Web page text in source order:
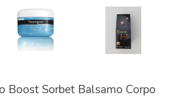
Boost Sorbet Balsamo Corpo